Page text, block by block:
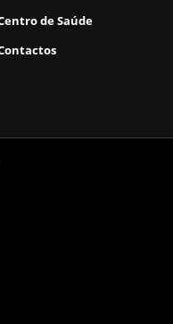
de Saúde